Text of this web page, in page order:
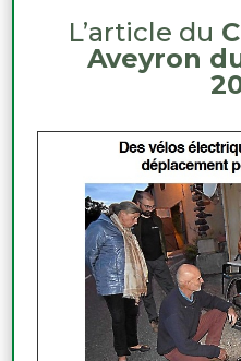
L’article du
Aveyron